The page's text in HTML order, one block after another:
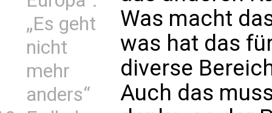
„Es geht
nicht
mehr
anders“
Was macht
was hat das
diverse
Auch das